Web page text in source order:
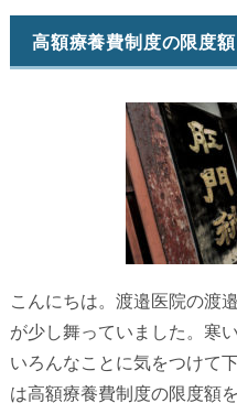
高額療養費制度の限度
こんにちは。渡邉医院の
が少し舞っていました。寒
いろんなことに気をつけ
は高額療養費制度の限度額